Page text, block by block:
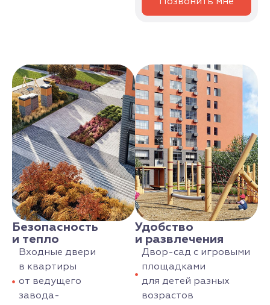
Позвонить мне
Безопасность
и тепло
Входные двери
в квартиры
от ведущего
завода-
Удобство
и развлечения
Двор-сад с игровыми
площадками
для детей разных
возрастов